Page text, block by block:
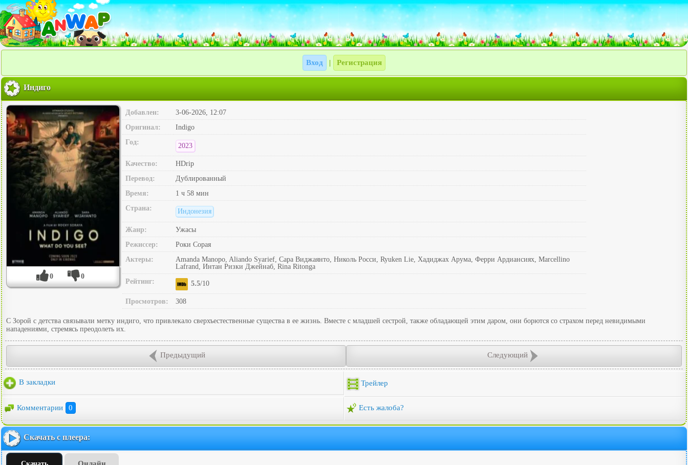
Вход Регистрация
Индиго
0 0
Добавлен:
3-06-2026, 12:07
Оригинал:
Indigo
Год:
2023
Качество:
HDrip
Перевод:
Дублированный
Время:
1 ч 58 мин
Страна:
Индонезия
Жанр:
Ужасы
Режиссер:
Роки Сорая
Актеры:
Amanda Manopo, Aliando Syarief, Сара Виджаянто, Николь Росси, Ryuken Lie, Хадиджах Арума, Ферри Ардиансиях, Marcellino
Lafrand, Интан Ризки Джейнаб, Rina Ritonga
Рейтинг:
5.5/10
Просмотров: 308
С Зорой с детства связывали метку индиго, что привлекало сверхъестественные существа в ее жизнь. Вместе с младшей сестрой, также обладающей этим даром, они борются со страхом перед невидимыми
нападениями, стремясь преодолеть их.
Предыдущий Следующий
В закладки Трейлер
Комментарии 0 Есть жалоба?
Скачать с плеера: